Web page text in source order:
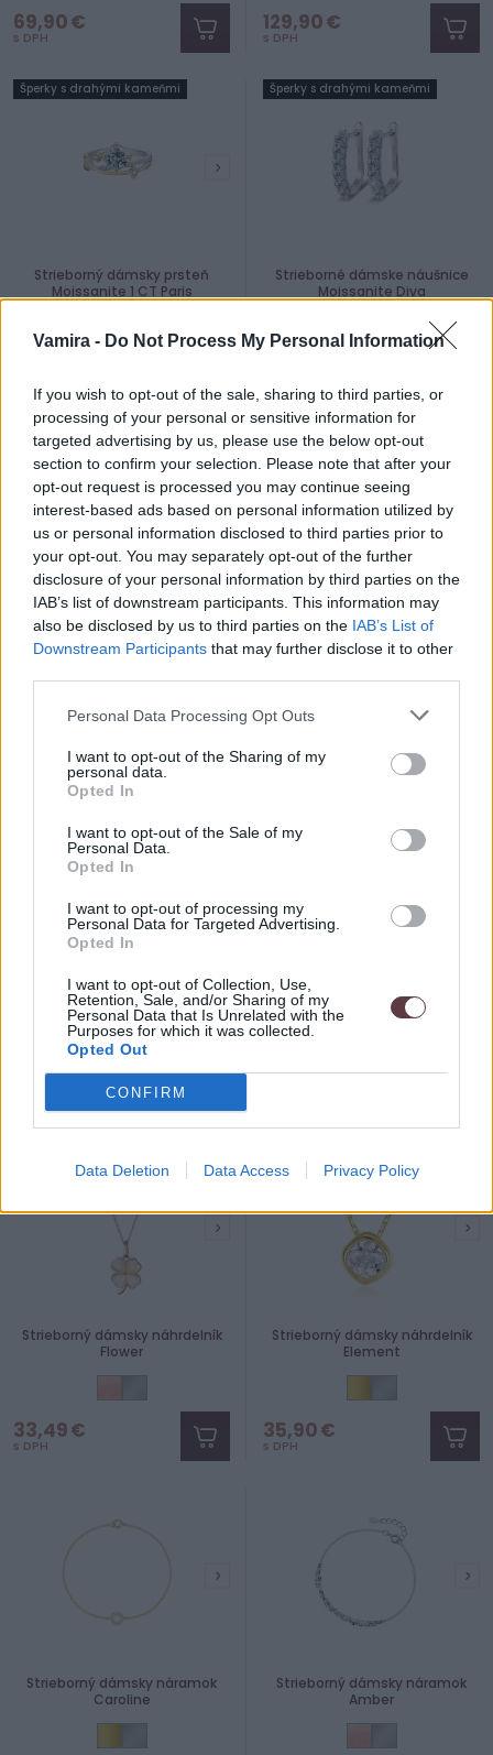
Vamira - Do Not Process My Personal Information
If you wish to opt-out of the sale, sharing to third parties, or
processing of your personal or sensitive information for
targeted advertising by us, please use the below opt-out
section to confirm your selection. Please note that after your
opt-out request is processed you may continue seeing
interest-based ads based on personal information utilized by
us or personal information disclosed to third parties prior to
your opt-out. You may separately opt-out of the further
disclosure of your personal information by third parties on the
IAB’s list of downstream participants. This information may
also be disclosed by us to third parties on the IAB’s List of
Downstream Participants that may further disclose it to other
Personal Data Processing Opt Outs
I want to opt-out of the Sharing of my
personal data.
Opted In
I want to opt-out of the Sale of my
Personal Data.
Opted In
I want to opt-out of processing my
Personal Data for Targeted Advertising.
Opted In
I want to opt-out of Collection, Use,
Retention, Sale, and/or Sharing of my
Personal Data that Is Unrelated with the
Purposes for which it was collected.
Opted Out
CONFIRM
Data Deletion Data Access Privacy Policy
69,90 €
s DPH
129,90 €
s DPH
Šperky s drahými kameňmi
Strieborný dámsky prsteň
Moissanite 1 CT Paris
s DPH
Šperky s drahými kameňmi
Strieborné dámske náušnice
Moissanite Diva
s DPH
TOP
Novinka
Šperky s drahými kameňmi
Strieborný dámsky prsteň
Moissanite 1 CT France
Dámsky prsteň z
nehrdzavejúcej ocele
Kvetoslava
s DPH
Dámsky prsteň z
nehrdzavejúcej ocele Žofia
11,00 €
Strieborný dámsky náhrdelník
24,90 €
Strieborný dámsky náhrdelník
Flower
33,49 €
s DPH
Strieborný dámsky náhrdelník
Element
35,90 €
s DPH
Strieborný dámsky náramok
Caroline
Strieborný dámsky náramok
Amber